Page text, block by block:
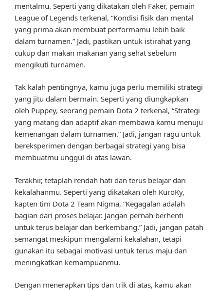
mentalmu. Seperti yang dikatakan oleh Faker, pemain
League of Legends terkenal, “Kondisi fisik dan mental
yang prima akan membuat performamu lebih baik
dalam turnamen.” Jadi, pastikan untuk istirahat yang
cukup dan makan makanan yang sehat sebelum
mengikuti turnamen.
Tak kalah pentingnya, kamu juga perlu memiliki strategi
yang jitu dalam bermain. Seperti yang diungkapkan
oleh Puppey, seorang pemain Dota 2 terkenal, “Strategi
yang matang dan adaptif akan membawa kamu menuju
kemenangan dalam turnamen.” Jadi, jangan ragu untuk
bereksperimen dengan berbagai strategi yang bisa
membuatmu unggul di atas lawan.
Terakhir, tetaplah rendah hati dan terus belajar dari
kekalahanmu. Seperti yang dikatakan oleh KuroKy,
kapten tim Dota 2 Team Nigma, “Kegagalan adalah
bagian dari proses belajar. Jangan pernah berhenti
untuk terus belajar dan berkembang.” Jadi, jangan patah
semangat meskipun mengalami kekalahan, tetapi
gunakan itu sebagai motivasi untuk terus maju dan
meningkatkan kemampuanmu.
Dengan menerapkan tips dan trik di atas, kamu akan